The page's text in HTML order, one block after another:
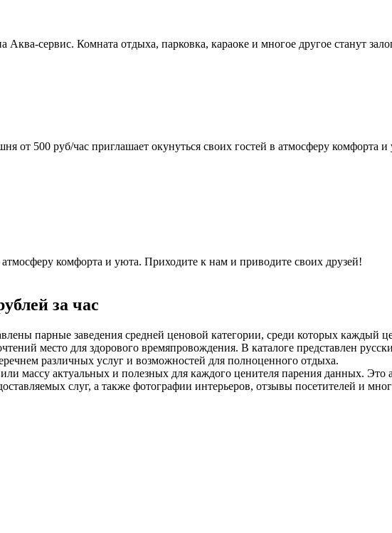
Аква-сервис. Комната отдыха, парковка, караоке и многое другое станут
от 500 руб/час приглашает окунуться своих гостей в атмосферу комфорта
комфорта и уюта. Приходите к нам и приводите своих друзей!
за час
парные заведения средней ценовой категории, среди которых каждый
место для здорового времяпровождения. В каталоге представлен
различных услуг и возможностей для полноценного отдыха.
массу актуальных и полезных для каждого ценителя парения данных. Это
слуг, а также фотографии интерьеров, отзывы посетителей и